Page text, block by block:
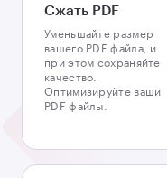
Сжать PDF
Уменьшайте размер
вашего PDF файла, и
при этом сохраняйте
качество.
Оптимизируйте ваши
PDF файлы.